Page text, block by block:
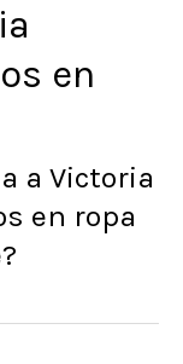
en
a Victoria
en ropa